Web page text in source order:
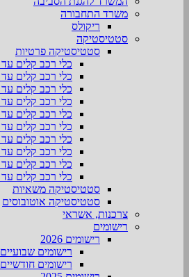
משרד התחבורה
ריקולס
סטטיסטיקה
סטטיסטיקה פרטיות
כלי רכב קלים עד 3.5 טון 2026
כלי רכב קלים עד 3.5 טון 2025
כלי רכב קלים עד 3.5 טון 2024
כלי רכב קלים עד 3.5 טון 2023
כלי רכב קלים עד 3.5 טון 2022
כלי רכב קלים עד 3.5 טון 2021
כלי רכב קלים עד 3.5 טון 2020
כלי רכב קלים עד 3.5 טון 2019
כלי רכב קלים עד 3.5 טון 2018
כלי רכב קלים עד 3.5 טון 2017
סטטיסטיקה משאיות
סטטיסטיקה אוטובוסים
צרכנות, אשראי
רישומים
רישומים 2026
רישומים שבועיים 2026
רישומים חודשיים 2026